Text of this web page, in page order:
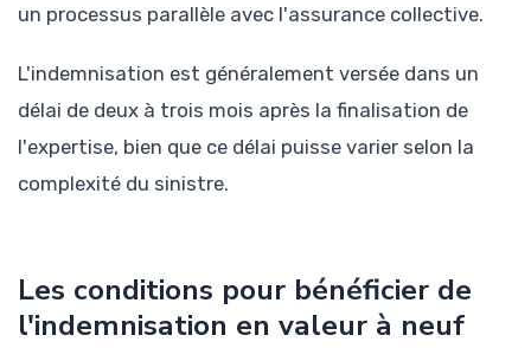
un processus parallèle avec l'assurance collective.
L'indemnisation est généralement versée dans un
délai de deux à trois mois après la finalisation de
l'expertise, bien que ce délai puisse varier selon la
complexité du sinistre.
Les conditions pour bénéficier de
l'indemnisation en valeur à neuf